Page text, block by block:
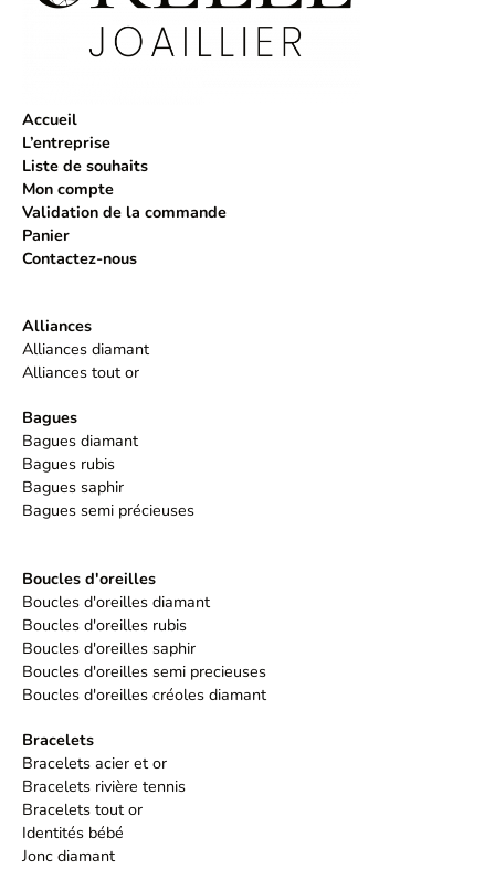
Accueil
L’entreprise
Liste de souhaits
Mon compte
Validation de la commande
Panier
Contactez-nous
Alliances
Alliances diamant
Alliances tout or
Bagues
Bagues diamant
Bagues rubis
Bagues saphir
Bagues semi précieuses
Boucles d'oreilles
Boucles d'oreilles diamant
Boucles d'oreilles rubis
Boucles d'oreilles saphir
Boucles d'oreilles semi precieuses
Boucles d'oreilles créoles diamant
Bracelets
Bracelets acier et or
Bracelets rivière tennis
Bracelets tout or
Identités bébé
Jonc diamant